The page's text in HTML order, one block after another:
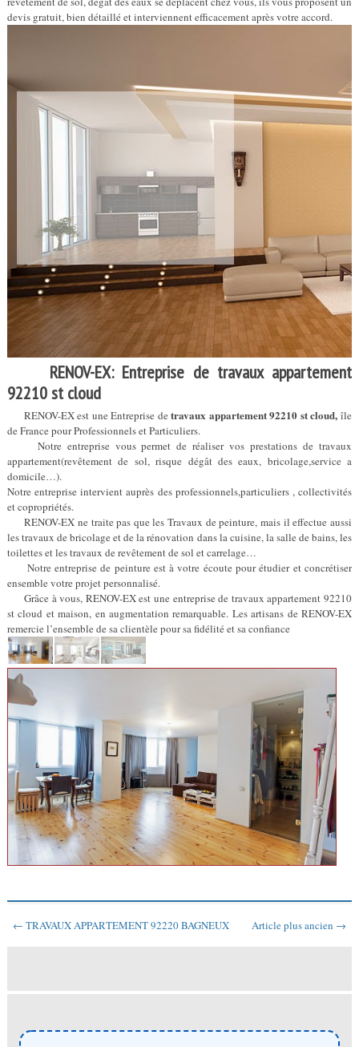
devis gratuit, bien détaillé et interviennent efficacement après votre accord.
RENOV-EX: Entreprise de travaux appartement
92210 st cloud
RENOV-EX est une Entreprise de travaux appartement 92210 st cloud, île
de France pour Professionnels et Particuliers.
Notre entreprise vous permet de réaliser vos prestations de travaux
appartement(revêtement de sol, risque dégât des eaux, bricolage,service a
domicile…).
Notre entreprise intervient auprès des professionnels,particuliers , collectivités
et copropriétés.
RENOV-EX ne traite pas que les Travaux de peinture, mais il effectue aussi
les travaux de bricolage et de la rénovation dans la cuisine, la salle de bains, les
toilettes et les travaux de revêtement de sol et carrelage…
Notre entreprise de peinture est à votre écoute pour étudier et concrétiser
ensemble votre projet personnalisé.
Grâce à vous, RENOV-EX est une entreprise de travaux appartement 92210
st cloud et maison, en augmentation remarquable. Les artisans de RENOV-EX
remercie l’ensemble de sa clientèle pour sa fidélité et sa confiance
← TRAVAUX APPARTEMENT 92220 BAGNEUX Article plus ancien →